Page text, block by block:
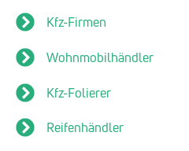
Kfz-Firmen
Wohnmobilhändler
Kfz-Folierer
Reifenhändler